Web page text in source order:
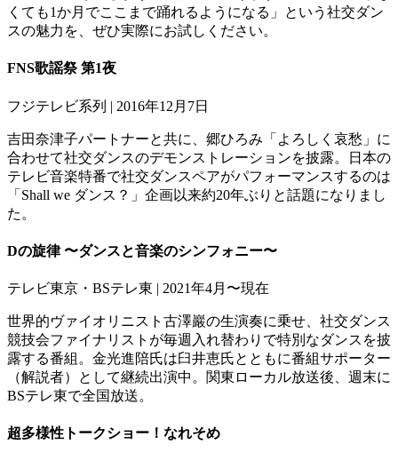
くても1か月でここまで踊れるようになる」という社交ダン
スの魅力を、ぜひ実際にお試しください。
FNS歌謡祭 第1夜
フジテレビ系列 | 2016年12月7日
吉田奈津子パートナーと共に、郷ひろみ「よろしく哀愁」に
合わせて社交ダンスのデモンストレーションを披露。日本の
テレビ音楽特番で社交ダンスペアがパフォーマンスするのは
「Shall we ダンス？」企画以来約20年ぶりと話題になりまし
た。
Dの旋律 〜ダンスと音楽のシンフォニー〜
テレビ東京・BSテレ東 | 2021年4月〜現在
世界的ヴァイオリニスト古澤巖の生演奏に乗せ、社交ダンス
競技会ファイナリストが毎週入れ替わりで特別なダンスを披
露する番組。金光進陪氏は臼井恵氏とともに番組サポーター
（解説者）として継続出演中。関東ローカル放送後、週末に
BSテレ東で全国放送。
超多様性トークショー！なれそめ